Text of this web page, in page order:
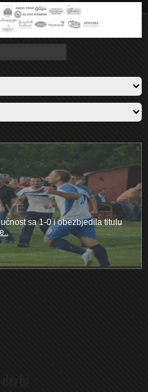
sa 1-0 i obezbjedila titulu